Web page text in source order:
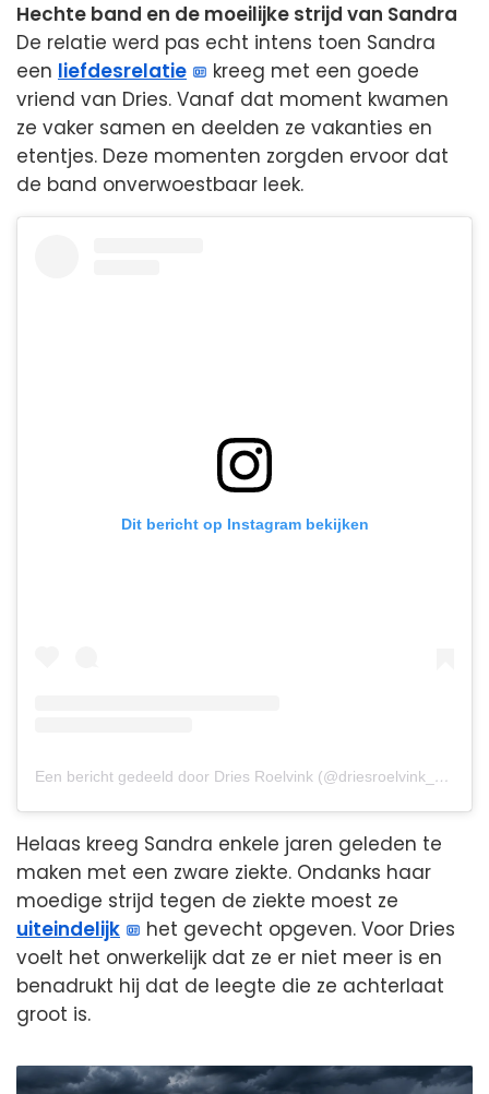
Hechte band en de moeilijke strijd van Sandra
De relatie werd pas echt intens toen Sandra
een liefdesrelatie
kreeg met een goede
vriend van Dries. Vanaf dat moment kwamen
ze vaker samen en deelden ze vakanties en
etentjes. Deze momenten zorgden ervoor dat
de band onverwoestbaar leek.
Dit bericht op Instagram bekijken
Een bericht gedeeld door Dries Roelvink (@driesroelvink_official)
Helaas kreeg Sandra enkele jaren geleden te
maken met een zware ziekte. Ondanks haar
moedige strijd tegen de ziekte moest ze
uiteindelijk
het gevecht opgeven. Voor Dries
voelt het onwerkelijk dat ze er niet meer is en
benadrukt hij dat de leegte die ze achterlaat
groot is.